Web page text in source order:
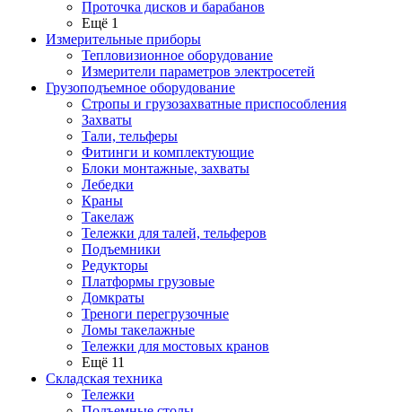
Проточка дисков и барабанов
Ещё 1
Измерительные приборы
Тепловизионное оборудование
Измерители параметров электросетей
Грузоподъемное оборудование
Стропы и грузозахватные приспособления
Захваты
Тали, тельферы
Фитинги и комплектующие
Блоки монтажные, захваты
Лебедки
Краны
Такелаж
Тележки для талей, тельферов
Подъемники
Редукторы
Платформы грузовые
Домкраты
Треноги перегрузочные
Ломы такелажные
Тележки для мостовых кранов
Ещё 11
Складская техника
Тележки